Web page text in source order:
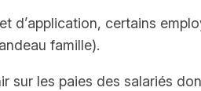
d’application, certains
famille).
sur les paies des salariés